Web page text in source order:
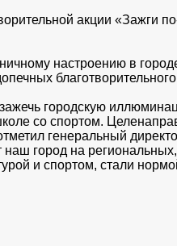
акции «Зажги
настроению в
городскую
со спортом.
генеральный
наш город на
и спортом, стали